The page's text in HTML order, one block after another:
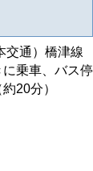
交通）橋津線
に乗車、バス停
20分）